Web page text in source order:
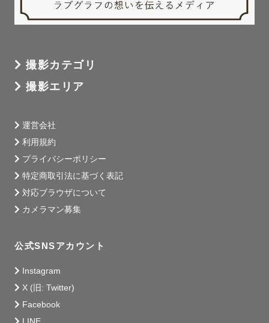
撮影カテゴリ
撮影エリア
運営会社
利用規約
プライバシーポリシー
特定商取引法に基づく表記
対応ブラウザについて
カメラマン募集
公式SNSアカウント
Instagram
X (旧: Twitter)
Facebook